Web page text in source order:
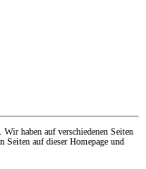
haben auf verschiedenen Seiten
auf dieser Homepage und